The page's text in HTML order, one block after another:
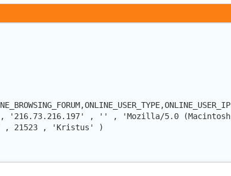
, '' , 'Mozilla/5.0 (Macintosh;
, 21523 , 'Kristus' )